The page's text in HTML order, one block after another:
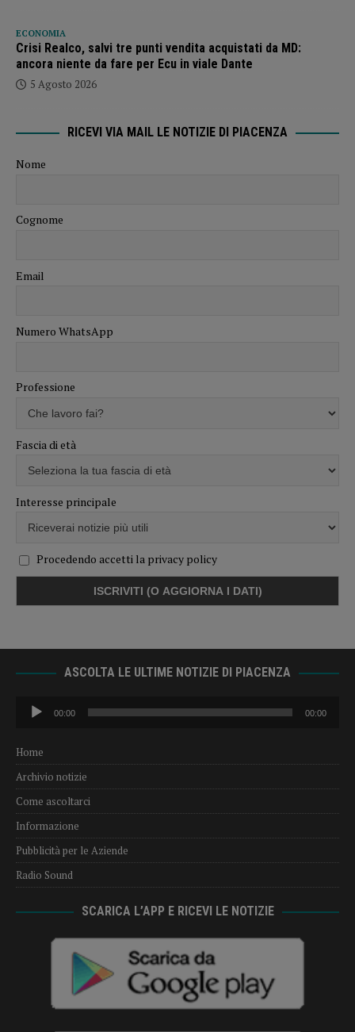
ECONOMIA
Crisi Realco, salvi tre punti vendita acquistati da MD:
ancora niente da fare per Ecu in viale Dante
5 Agosto 2026
RICEVI VIA MAIL LE NOTIZIE DI PIACENZA
Nome
Cognome
Email
Numero WhatsApp
Professione
Fascia di età
Interesse principale
Procedendo accetti la privacy policy
ASCOLTA LE ULTIME NOTIZIE DI PIACENZA
Audio
Player
00:00 00:00
Home
Archivio notizie
Come ascoltarci
Informazione
Pubblicità per le Aziende
Radio Sound
SCARICA L’APP E RICEVI LE NOTIZIE